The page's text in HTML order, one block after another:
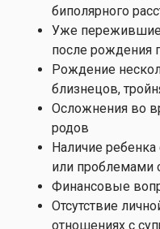
биполярного
Уже
после рождения
Рождение
близнецов,
Осложнения во
родов
Наличие
или проблемами
Финансовые
Отсутствие
отношениях с